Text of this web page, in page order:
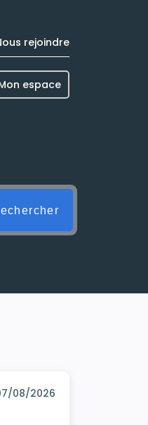
rejoindre
favoris
espace
Vous
08/2026